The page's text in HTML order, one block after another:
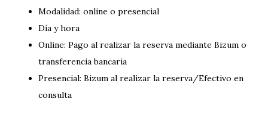
Modalidad: online o presencial
Día y hora
Online: Pago al realizar la reserva mediante Bizum o
transferencia bancaria
Presencial: Bizum al realizar la reserva/Efectivo en
consulta